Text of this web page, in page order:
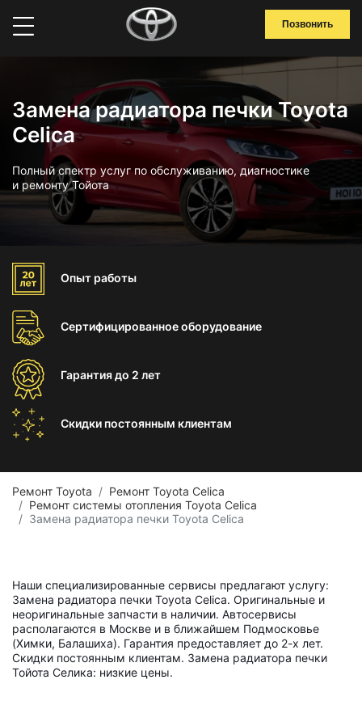
Позвонить
Замена радиатора печки Toyota
Celica
Полный спектр услуг по обслуживанию, диагностике
и ремонту Тойота
Опыт работы
Сертифицированноеоборудование
Гарантиядо 2 лет
Скидки постоянным клиентам
Ремонт Toyota
Ремонт Toyota Celica
Ремонт системы отопления Toyota Celica
Замена радиатора печки Toyota Celica
Наши специализированные сервисы предлагают услугу:
Замена радиатора печки Toyota Celica. Оригинальные и
неоригинальные запчасти в наличии. Автосервисы
располагаются в Москве и в ближайшем Подмосковье
(Химки, Балашиха). Гарантия предоставляет до 2-х лет.
Скидки постоянным клиентам. Замена радиатора печки
Тойота Селика: низкие цены.